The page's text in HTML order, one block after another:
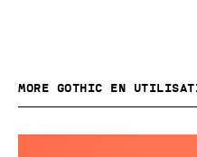
More Gothic en